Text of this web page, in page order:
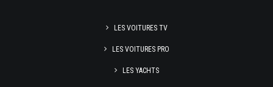
LES VOITURES TV
LES VOITURES PRO
LES YACHTS